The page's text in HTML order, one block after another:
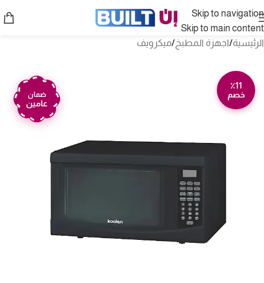
Skip to navigation
Skip to main content
الرئيسية/اجهزة المطبخ/ميكرويف
٪11
خصم
ضمان
عامين